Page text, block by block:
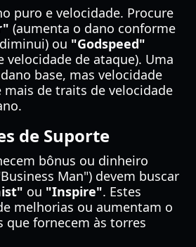
puro e velocidade. Procure
(aumenta o dano conforme
ou "Godspeed"
velocidade de ataque). Uma
base, mas velocidade
mais de traits de velocidade
de Suporte
bônus ou dinheiro
Man") devem buscar
ou "Inspire". Estes
melhorias ou aumentam o
que fornecem às torres